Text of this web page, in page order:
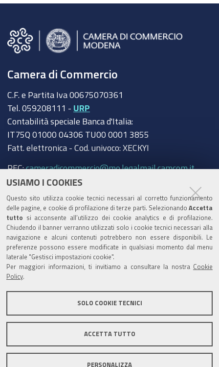
USIAMO I COOKIES
Questo sito utilizza cookie tecnici necessari al corretto funzionamento
delle pagine, e cookie di profilazione di terze parti. Selezionando Accetta
tutto si acconsente all’utilizzo dei cookie analytics e di profilazione.
Chiudendo il banner verranno utilizzati solo i cookie tecnici necessari alla
navigazione e alcuni contenuti potrebbero non essere disponibili. Le
preferenze possono essere modificate in qualsiasi momento dal menu
laterale "Gestisci impostazioni cookie".
Per maggiori informazioni, ti invitiamo a consultare la nostra Cookie
Policy
SOLO COOKIE TECNICI
ACCETTA TUTTO
PERSONALIZZA
7
scuole
in
finanziato
CCIAA
Camera di Commercio
C.F. e Partita Iva 00675070361
Tel. 059208111 - URP
Contabilità speciale Banca d'Italia:
IT75Q 01000 04306 TU00 0001 3855
Fatt. elettronica - Cod. univoco: XECKYI
PEC:cameradicommercio@mo.legalmail.camcom.it
Trasparenza
Amministrazione trasparente
Albo Camerale
Pubblicità Legale
Area riservata Amministratori
Informativa generale
Informative privacy
Accessibilità
Note legali